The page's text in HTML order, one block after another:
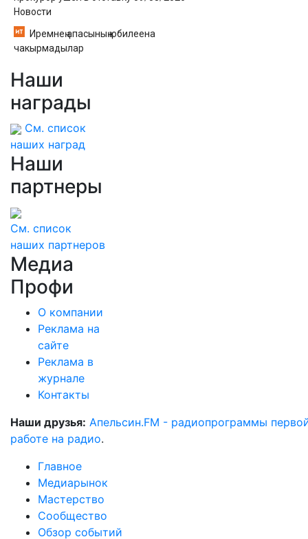
Новости
Иремнең апасының юбилеена
чакырмадылар
Наши
награды
См. список
наших наград
Наши
партнеры
См. список
наших партнеров
Медиа
Профи
О компании
Реклама на
сайте
Реклама в
журнале
Контакты
Наши друзья: Апельсин.FM - радиопрограммы
работе на радио.
Главное
Медиарынок
Мастерство
Сообщество
Обзор событий